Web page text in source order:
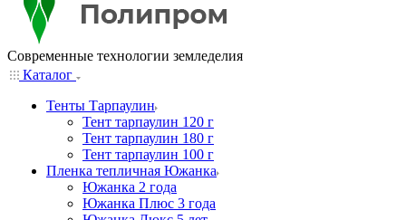
Современные технологии земледелия
Каталог
Тенты Тарпаулин
Тент тарпаулин 120 г
Тент тарпаулин 180 г
Тент тарпаулин 100 г
Пленка тепличная Южанка
Южанка 2 года
Южанка Плюс 3 года